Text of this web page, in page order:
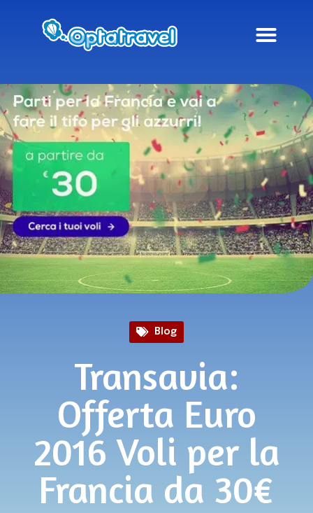
Blog
Transavia:
Offerta Euro
2016 Voli per la
Francia da 30€